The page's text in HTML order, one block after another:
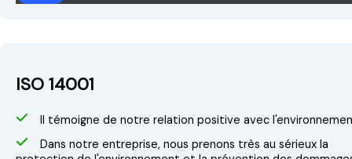
ISO 14001
Il témoigne de notre relation positive avec
Dans notre entreprise, nous prenons très au sérieux la